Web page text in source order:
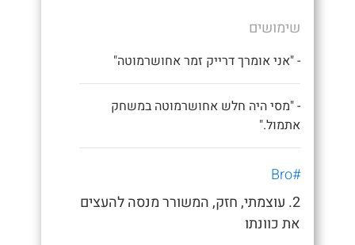
שימושים
- "אני אומרך דרייק זמר אחושרמוטה"
- "מסי היה חלש אחושרמוטה במשחק
אתמול."
#Bro
2. עוצמתי, חזק, המשורר מנסה להעצים
את כוונתו